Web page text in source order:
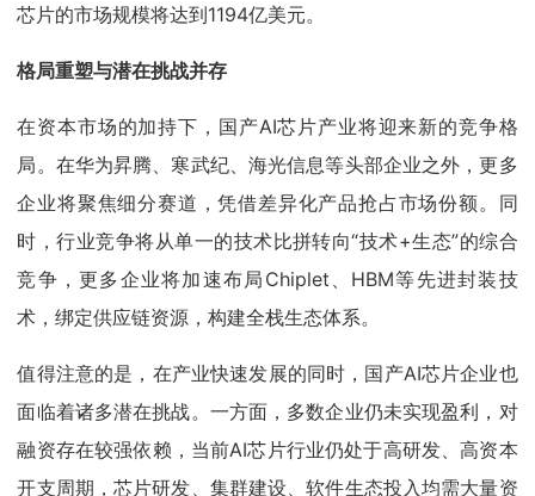
芯片的市场规模将达到1194亿美元。
格局重塑与潜在挑战并存
在资本市场的加持下，国产AI芯片产业将迎来新的竞争格
局。在华为昇腾、寒武纪、海光信息等头部企业之外，更多
企业将聚焦细分赛道，凭借差异化产品抢占市场份额。同
时，行业竞争将从单一的技术比拼转向“技术+生态”的综合
竞争，更多企业将加速布局Chiplet、HBM等先进封装技
术，绑定供应链资源，构建全栈生态体系。
值得注意的是，在产业快速发展的同时，国产AI芯片企业也
面临着诸多潜在挑战。一方面，多数企业仍未实现盈利，对
融资存在较强依赖，当前AI芯片行业仍处于高研发、高资本
开支周期，芯片研发、集群建设、软件生态投入均需大量资